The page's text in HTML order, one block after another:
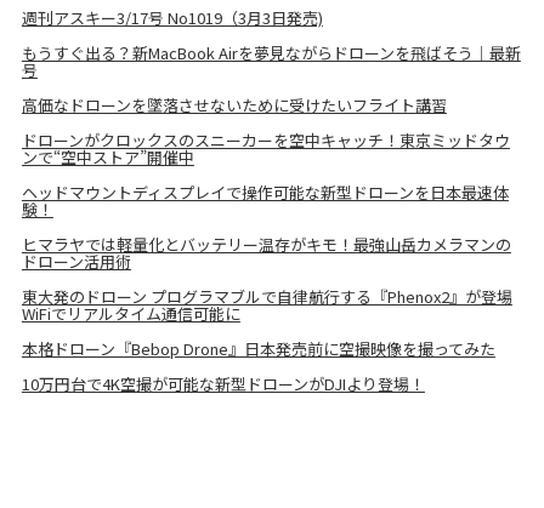
週刊アスキー3/17号 No1019（3月3日発売)
もうすぐ出る？新MacBook Airを夢見ながらドローンを飛ばそう｜最新
号
高価なドローンを墜落させないために受けたいフライト講習
ドローンがクロックスのスニーカーを空中キャッチ！東京ミッドタウ
ンで“空中ストア”開催中
ヘッドマウントディスプレイで操作可能な新型ドローンを日本最速体
験！
ヒマラヤでは軽量化とバッテリー温存がキモ！最強山岳カメラマンの
ドローン活用術
東大発のドローン プログラマブルで自律航行する『Phenox2』が登場
WiFiでリアルタイム通信可能に
本格ドローン『Bebop Drone』日本発売前に空撮映像を撮ってみた
10万円台で4K空撮が可能な新型ドローンがDJIより登場！